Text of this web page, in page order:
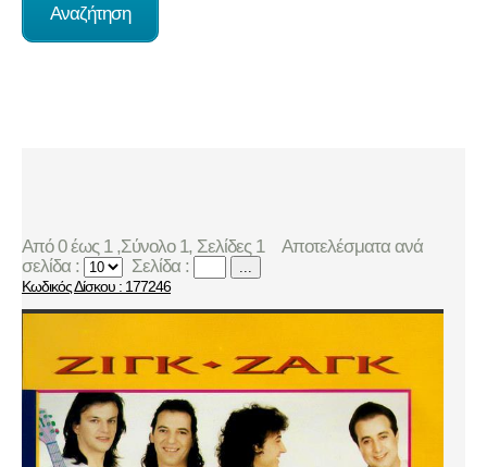
Από 0 έως 1 ,Σύνολο 1, Σελίδες 1
Αποτελέσματα ανά
σελίδα :
Σελίδα : ...
Κωδικός Δίσκου : 177246